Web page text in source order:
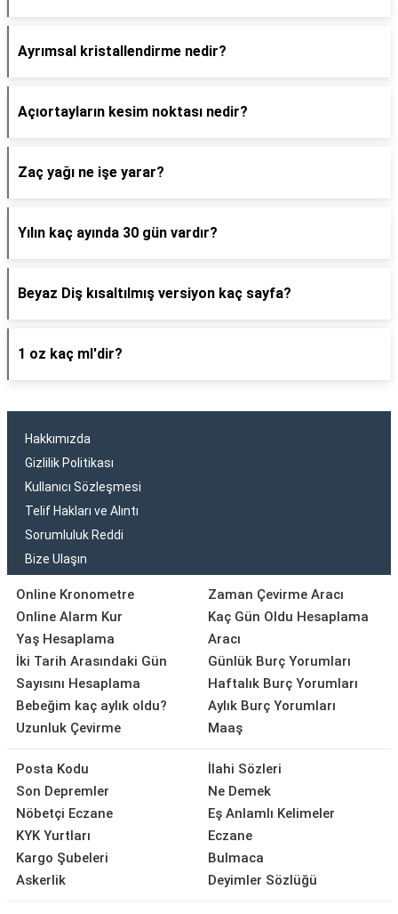
Ayrımsal kristallendirme nedir?
Açıortayların kesim noktası nedir?
Zaç yağı ne işe yarar?
Yılın kaç ayında 30 gün vardır?
Beyaz Diş kısaltılmış versiyon kaç sayfa?
1 oz kaç ml'dir?
Hakkımızda
Gizlilik Politikası
Kullanıcı Sözleşmesi
Telif Hakları ve Alıntı
Sorumluluk Reddi
Bize Ulaşın
Online Kronometre
Online Alarm Kur
Yaş Hesaplama
İki Tarih Arasındaki Gün
Sayısını Hesaplama
Bebeğim kaç aylık oldu?
Uzunluk Çevirme
Zaman Çevirme Aracı
Kaç Gün Oldu Hesaplama
Aracı
Günlük Burç Yorumları
Haftalık Burç Yorumları
Aylık Burç Yorumları
Maaş
Posta Kodu
Son Depremler
Nöbetçi Eczane
KYK Yurtları
Kargo Şubeleri
Askerlik
İlahi Sözleri
Ne Demek
Eş Anlamlı Kelimeler
Eczane
Bulmaca
Deyimler Sözlüğü